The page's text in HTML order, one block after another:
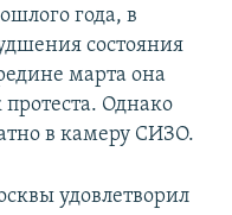
года, в
состояния
марта она
протеста. Однако
в камеру СИЗО.
удовлетворил